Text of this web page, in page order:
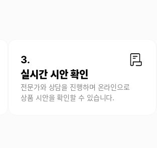
3.
실시간 시안 확인
전문가와 상담을 진행하며 온라인으로
상품 시안을 확인할 수 있습니다.